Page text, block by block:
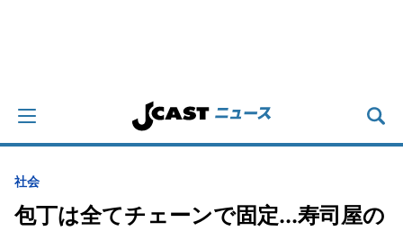
社会
包丁は全てチェーンで固定...寿司屋の